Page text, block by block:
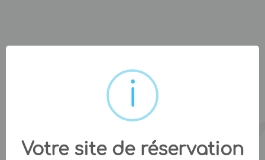
Votre site de réservation